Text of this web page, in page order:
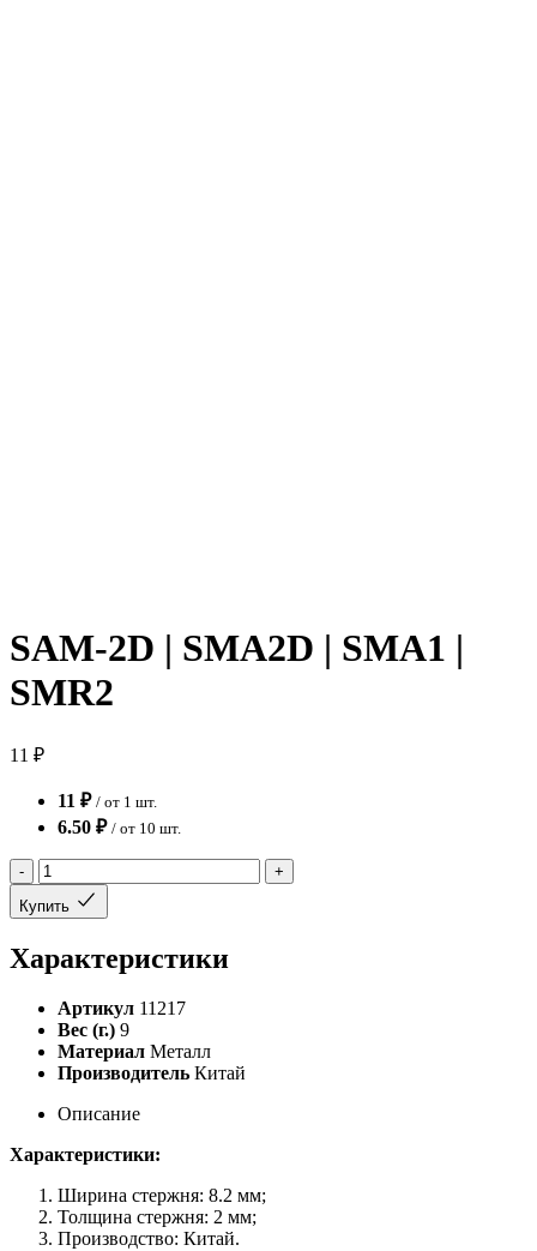
SAM-2D | SMA2D | SMA1 |
SMR2
11 ₽
11 ₽ / от 1 шт.
6.50 ₽ / от 10 шт.
-
+
Купить
Характеристики
Артикул 11217
Вес (г.) 9
Материал Металл
Производитель Китай
Описание
Характеристики:
Ширина стержня: 8.2 мм;
Толщина стержня: 2 мм;
Производство: Китай.